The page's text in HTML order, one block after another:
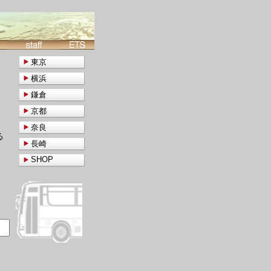
東京
横浜
鎌倉
京都
奈良
長崎
SHOP